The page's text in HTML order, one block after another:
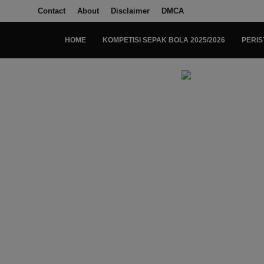
Contact About Disclaimer DMCA
HOME KOMPETISI SEPAK BOLA 2025/2026